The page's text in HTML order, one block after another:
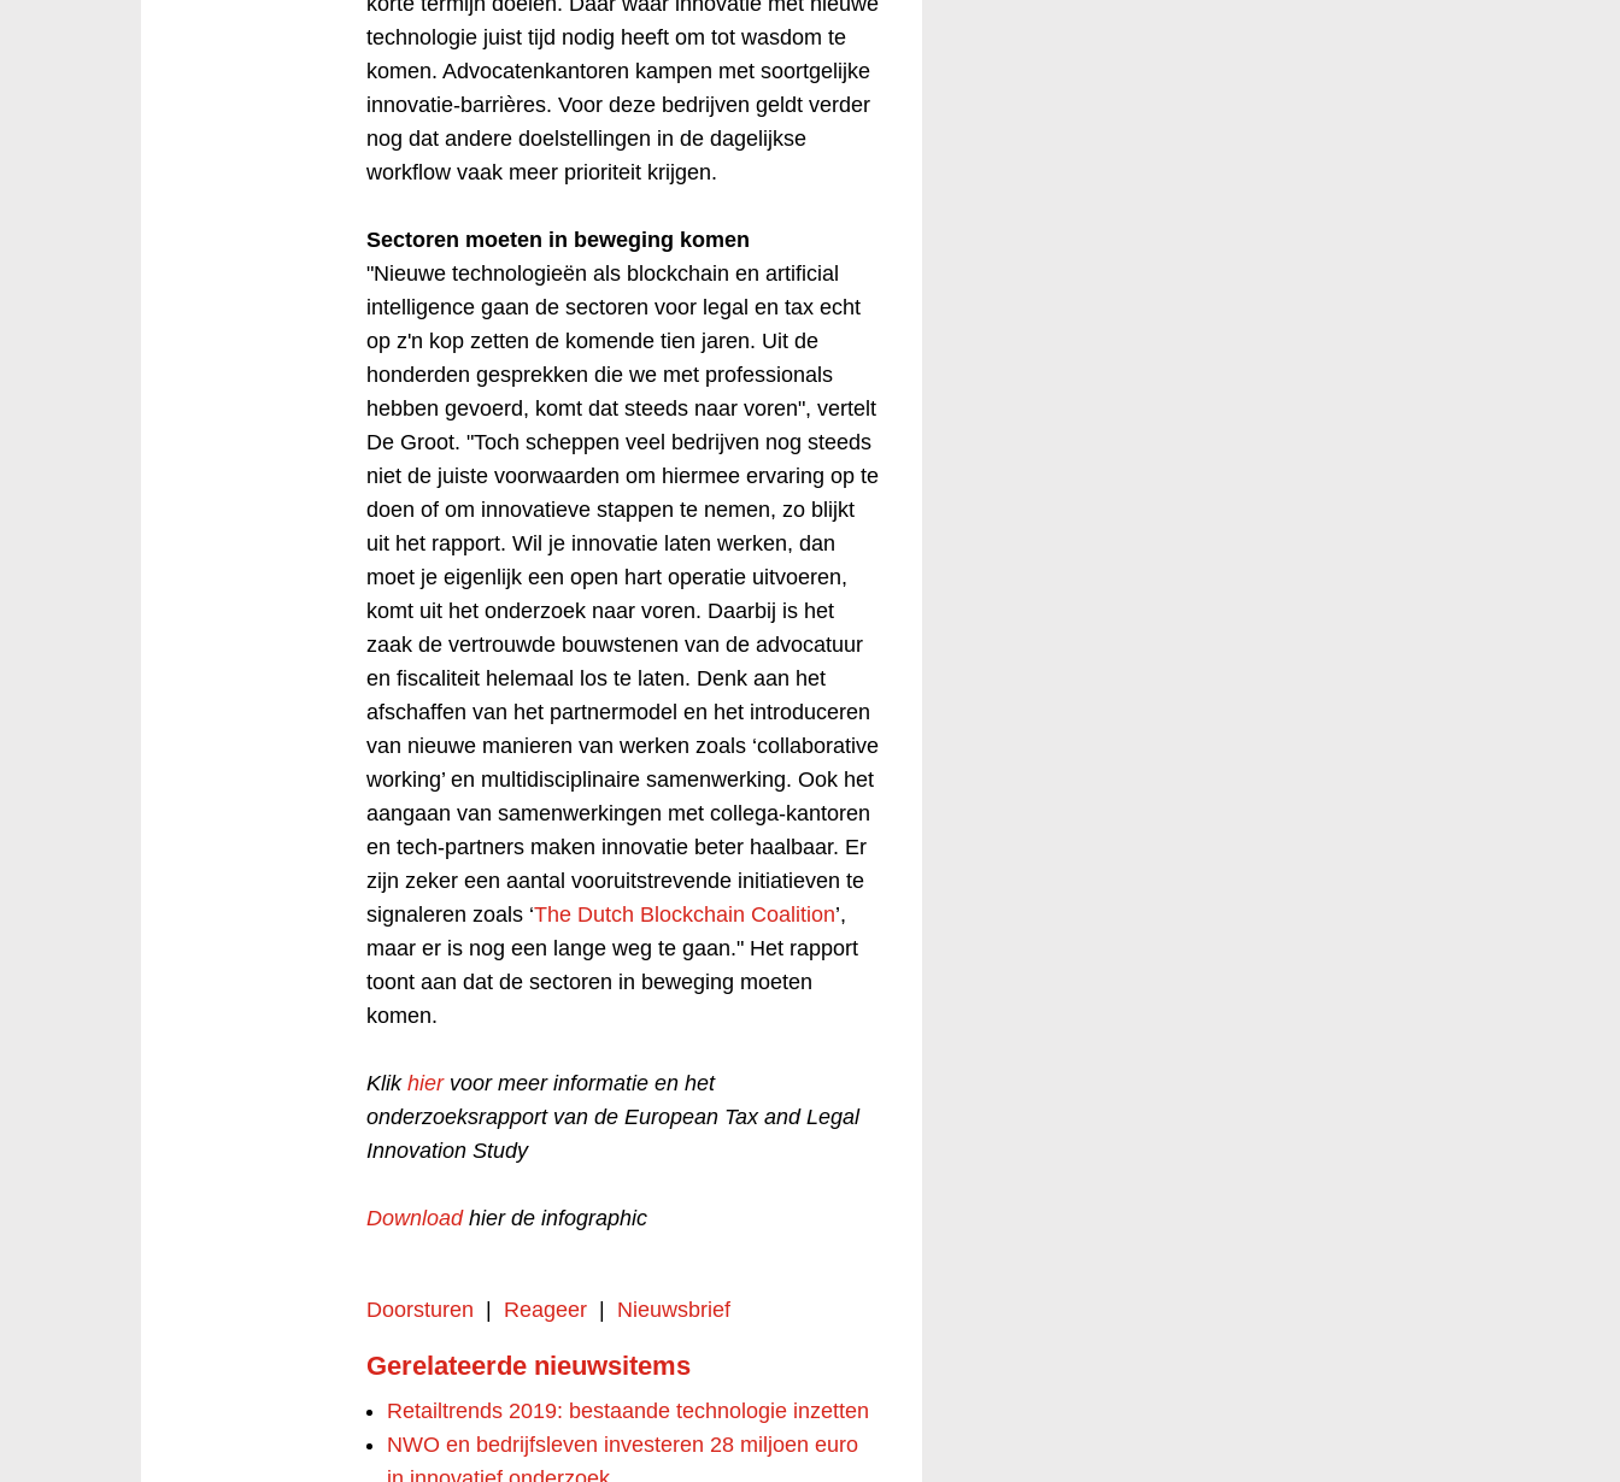
technologie juist tijd nodig heeft om tot wasdom te
komen. Advocatenkantoren kampen met soortgelijke
innovatie-barrières. Voor deze bedrijven geldt verder
nog dat andere doelstellingen in de dagelijkse
workflow vaak meer prioriteit krijgen.
Sectoren moeten in beweging komen
"Nieuwe technologieën als blockchain en artificial
intelligence gaan de sectoren voor legal en tax echt
op z'n kop zetten de komende tien jaren. Uit de
honderden gesprekken die we met professionals
hebben gevoerd, komt dat steeds naar voren", vertelt
De Groot. "Toch scheppen veel bedrijven nog steeds
niet de juiste voorwaarden om hiermee ervaring op te
doen of om innovatieve stappen te nemen, zo blijkt
uit het rapport. Wil je innovatie laten werken, dan
moet je eigenlijk een open hart operatie uitvoeren,
komt uit het onderzoek naar voren. Daarbij is het
zaak de vertrouwde bouwstenen van de advocatuur
en fiscaliteit helemaal los te laten. Denk aan het
afschaffen van het partnermodel en het introduceren
van nieuwe manieren van werken zoals ‘collaborative
working’ en multidisciplinaire samenwerking. Ook het
aangaan van samenwerkingen met collega-kantoren
en tech-partners maken innovatie beter haalbaar. Er
zijn zeker een aantal vooruitstrevende initiatieven te
signaleren zoals ‘The Dutch Blockchain Coalition’,
maar er is nog een lange weg te gaan." Het rapport
toont aan dat de sectoren in beweging moeten
komen.
Klik hiervoor meer informatie en het
onderzoeksrapport van de European Tax and Legal
Innovation Study
Downloadhier de infographic
Doorsturen Reageer| Nieuwsbrief
Gerelateerde nieuwsitems
Retailtrends 2019: bestaande technologie inzetten
NWO en bedrijfsleven investeren 28 miljoen euro